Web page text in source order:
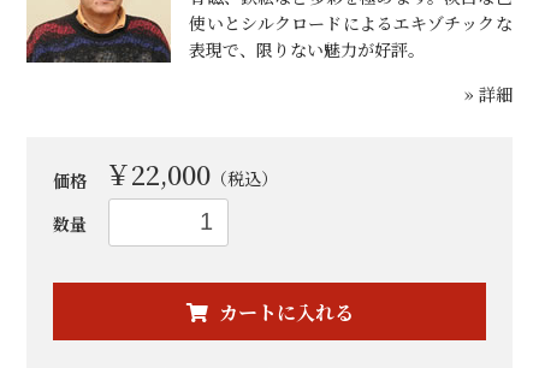
使いとシルクロードによるエキゾチックな
表現で、限りない魅力が好評。
» 詳細
価格 ￥22,000 （税込）
数量
カートに入れる